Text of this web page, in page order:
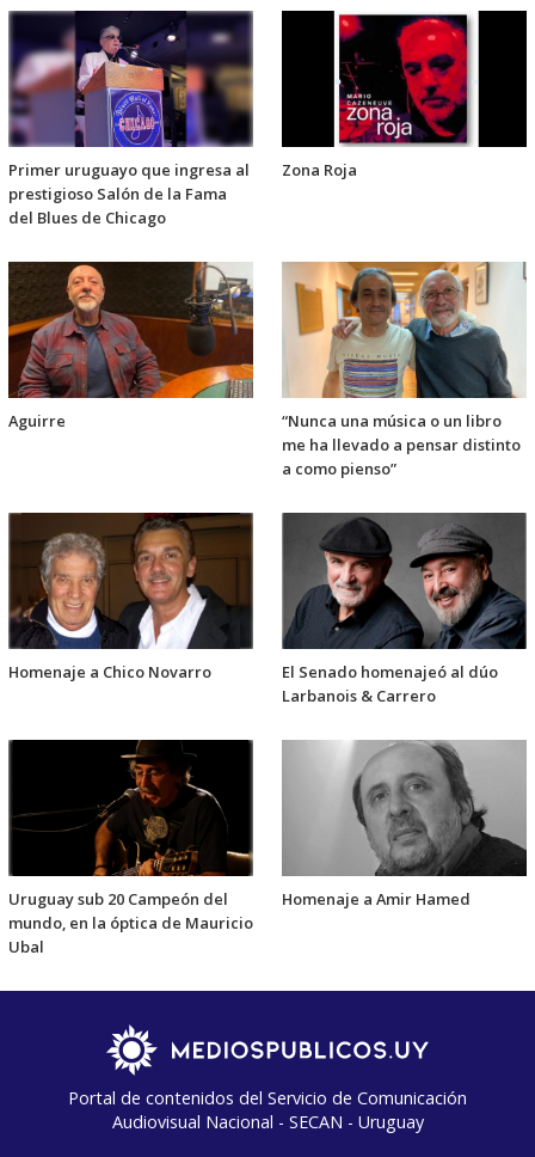
Primer uruguayo que ingresa al
prestigioso Salón de la Fama
del Blues de Chicago
Zona Roja
Aguirre
“Nunca una música o un libro
me ha llevado a pensar distinto
a como pienso”
Homenaje a Chico Novarro
El Senado homenajeó al dúo
Larbanois & Carrero
Uruguay sub 20 Campeón del
mundo, en la óptica de Mauricio
Ubal
Homenaje a Amir Hamed
Portal de contenidos del Servicio de Comunicación
Audiovisual Nacional - SECAN - Uruguay